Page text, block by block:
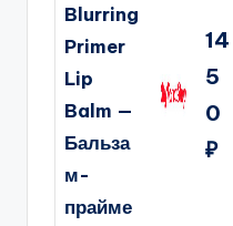
Blurring
Primer
Lip
Balm —
Бальза
м-
прайме
14
5
0
₽